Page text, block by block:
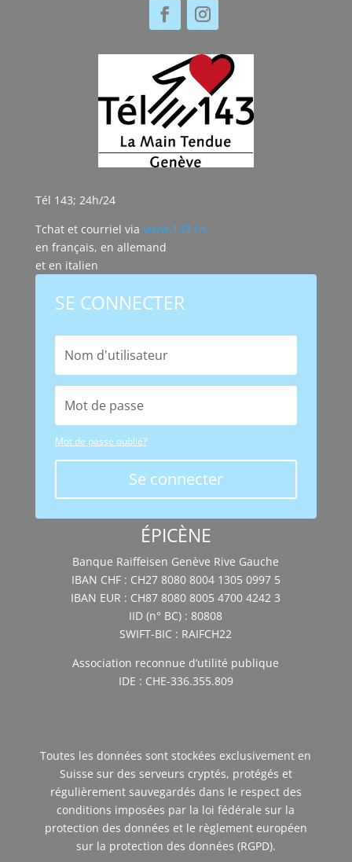
Tél 143; 24h/24
Tchat et courriel via www.143.ch
en français, en allemand
et en italien
SE CONNECTER
Mot de passe oublié?
Se connecter
ÉPICÈNE
Banque Raiffeisen Genève Rive Gauche
IBAN CHF : CH27 8080 8004 1305 0997 5
IBAN EUR : CH87 8080 8005 4700 4242 3
IID (n° BC) : 80808
SWIFT-BIC : RAIFCH22
Association reconnue d’utilité publique
IDE : CHE-336.355.809
Toutes les données sont stockées exclusivement en
Suisse sur des serveurs cryptés, protégés et
régulièrement sauvegardés dans le respect des
conditions imposées par la loi fédérale sur la
protection des données et le règlement européen
sur la protection des données (RGPD).